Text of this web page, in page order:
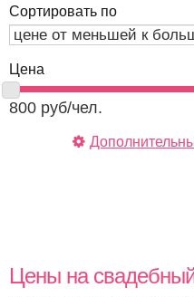
Сортировать по
Цена
800 руб/чел.
Цены на